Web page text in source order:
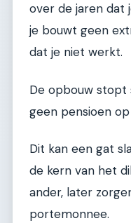
over de jaren dat
je bouwt geen
dat je niet werkt.
De opbouw stopt
geen pensioen
Dit kan een gat
de kern van het
ander, later
portemonnee.